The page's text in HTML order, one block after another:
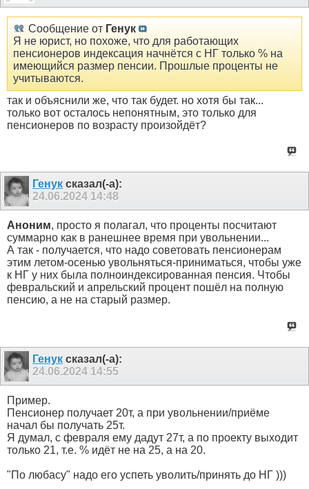
Сообщение от Генук
Я не юрист, но похоже, что для работающих
пенсионеров индексация начнётся с НГ только % на
имеющийся размер пенсии. Прошлые проценты не
учитываются.
так и объяснили же, что так будет. но хотя бы так...
только вот осталось непонятным, это только для
пенсионеров по возрасту произойдёт?
Генук сказал(-а):
24.06.2024 14:48
Аноним, просто я полагал, что проценты посчитают
суммарно как в ранешнее время при увольнении...
А так - получается, что надо советовать пенсионерам
этим летом-осенью увольняться-приниматься, чтобы уже
к НГ у них была полноиндексированная пенсия. Чтобы
февральский и апрельский процент пошёл на полную
пенсию, а не на старый размер.
Генук сказал(-а):
24.06.2024 14:55
Пример.
Пенсионер получает 20т, а при увольнении/приёме
начал бы получать 25т.
Я думал, с февраля ему дадут 27т, а по проекту выходит
только 21, т.е. % идёт не на 25, а на 20.
"По любасу" надо его успеть уволить/принять до НГ )))